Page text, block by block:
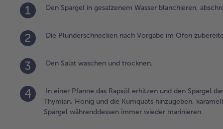
1 Den Spargel in gesalzenem Wasser blanchieren,
2 Die Plunderschnecken nach Vorgabe im Ofen
3 Den Salat waschen und trocknen.
4
In einer Pfanne das Rapsöl erhitzen und den Spargel
Thymian, Honig und die Kumquats hinzugeben,
Spargel währenddessen immer wieder marinieren.